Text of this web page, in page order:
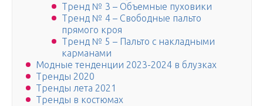
Тренд № 3 – Объемные пуховики
Тренд № 4 – Свободные пальто
прямого кроя
Тренд № 5 – Пальто с накладными
карманами
Модные тенденции 2023-2024 в блузках
Тренды 2020
Тренды лета 2021
Тренды в костюмах